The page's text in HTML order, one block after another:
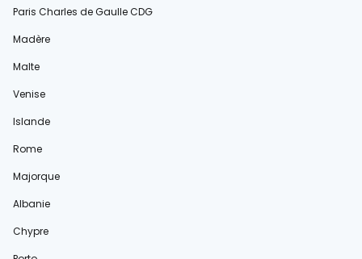
Paris Charles de Gaulle CDG
Madère
Malte
Venise
Islande
Rome
Majorque
Albanie
Chypre